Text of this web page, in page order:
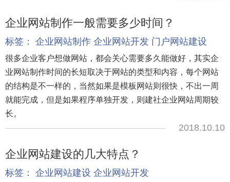
企业网站制作一般需要多少时间？
标签： 企业网站制作 企业网站开发 门户网站建设
很多企业客户想做网站，都会关心需要多久能做好，其实企
业网站制作时间的长短取决于网站的类型和内容，每个网站
的结构是不一样的，当然如果是模板网站则很快，不出一周
就能完成，但是如果程序单独开发，则建社企业网站周期较
长。
2018.10.10
企业网站建设的几大特点？
标签： 企业网站建设 企业网站开发